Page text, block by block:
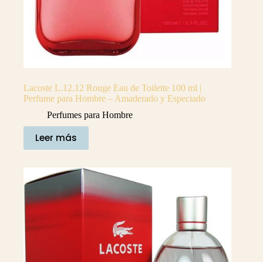
Lacoste L.12.12 Rouge Eau de Toilette 100 ml |
Perfume para Hombre – Amaderado y Especiado
Perfumes para Hombre
Leer más